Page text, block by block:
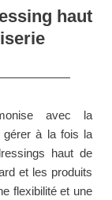
haut
avec la
gérer à la fois la
haut de
et les produits
flexibilité et une